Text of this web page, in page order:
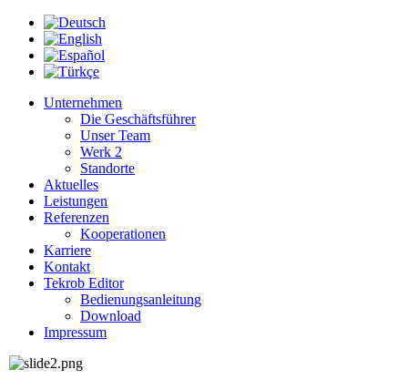
Unternehmen
Die Geschäftsführer
Unser Team
Werk 2
Standorte
Aktuelles
Leistungen
Referenzen
Kooperationen
Karriere
Kontakt
Tekrob Editor
Bedienungsanleitung
Download
Impressum